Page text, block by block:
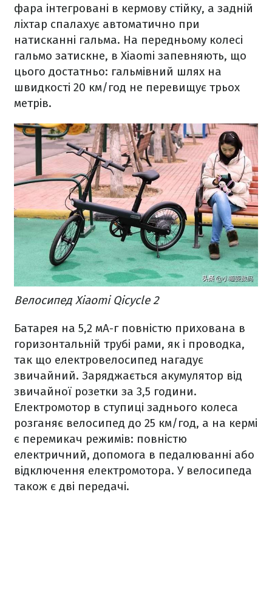
фара інтегровані в кермову стійку, а задній
ліхтар спалахує автоматично при
натисканні гальма. На передньому колесі
гальмо затискне, в Xiaomi запевняють, що
цього достатньо: гальмівний шлях на
швидкості 20 км/год не перевищує трьох
метрів.
Велосипед Xiaomi Qicycle 2
Батарея на 5,2 мА-г повністю прихована в
горизонтальній трубі рами, як і проводка,
так що електровелосипед нагадує
звичайний. Заряджається акумулятор від
звичайної розетки за 3,5 години.
Електромотор в ступиці заднього колеса
розганяє велосипед до 25 км/год, а на кермі
є перемикач режимів: повністю
електричний, допомога в педалюванні або
відключення електромотора. У велосипеда
також є дві передачі.